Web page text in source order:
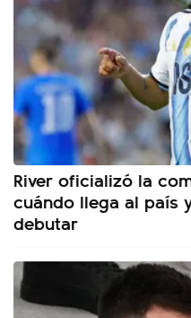
River oficializó la
cuándo llega al país
debutar